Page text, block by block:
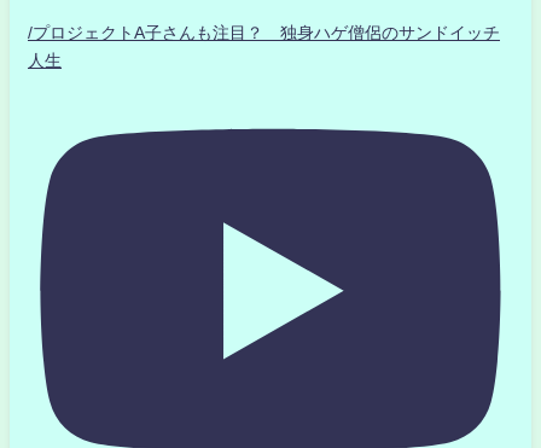
/プロジェクトA子さんも注目？ 独身ハゲ僧侶のサンドイッチ
人生